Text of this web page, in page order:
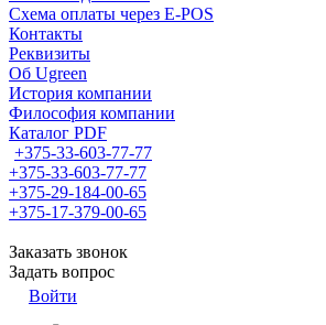
Схема оплаты через E-POS
Контакты
Реквизиты
Об Ugreen
История компании
Философия компании
Каталог PDF
+375-33-603-77-77
+375-33-603-77-77
+375-29-184-00-65
+375-17-379-00-65
Заказать звонок
Задать вопрос
Войти